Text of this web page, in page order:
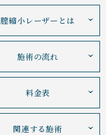
膣縮小レーザーとは
施術の流れ
料金表
関連する施術